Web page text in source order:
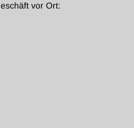
vor Ort: